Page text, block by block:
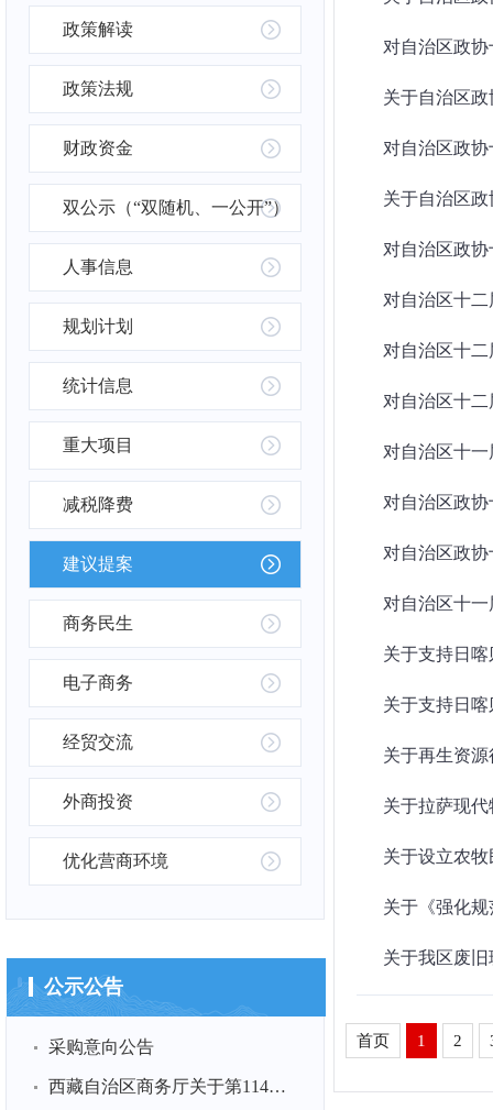
政策解读
政策法规
财政资金
双公示（“双随机、一公开”）
人事信息
规划计划
统计信息
重大项目
减税降费
建议提案
商务民生
电子商务
经贸交流
外商投资
优化营商环境
公示公告
采购意向公告
西藏自治区商务厅关于第114届全国糖酒商品交易会展品运输项目...
对自治区政
关于自治区
对自治区政
关于自治区
对自治区政
对自治区十
对自治区十
对自治区十
对自治区十
对自治区政
对自治区政
对自治区十
关于支持日
关于支持日
关于再生资
关于拉萨现
关于设立农
关于《强化
关于我区废
首页 1 2